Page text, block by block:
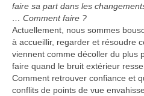
faire sa part dans les
… Comment faire ?
Actuellement, nous sommes
à accueillir, regarder et résoudre
viennent comme décoller du plus
faire quand le bruit extérieur
Comment retrouver confiance et
conflits de points de vue